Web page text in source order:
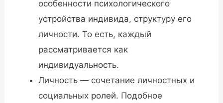
особенности психологического
устройства индивида, структуру его
личности. То есть, каждый
рассматривается как
индивидуальность.
Личность — сочетание личностных и
социальных ролей. Подобное